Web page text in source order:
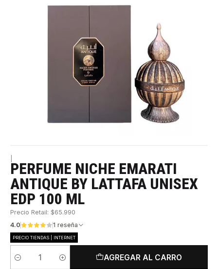
PERFUME NICHE EMARATI
ANTIQUE BY LATTAFA UNISEX
EDP 100 ML
Precio Retail: $65.990
4.0
1 reseña
PRECIO TIENDAS | INTERNET
Cantidad
AGREGAR AL CARRO